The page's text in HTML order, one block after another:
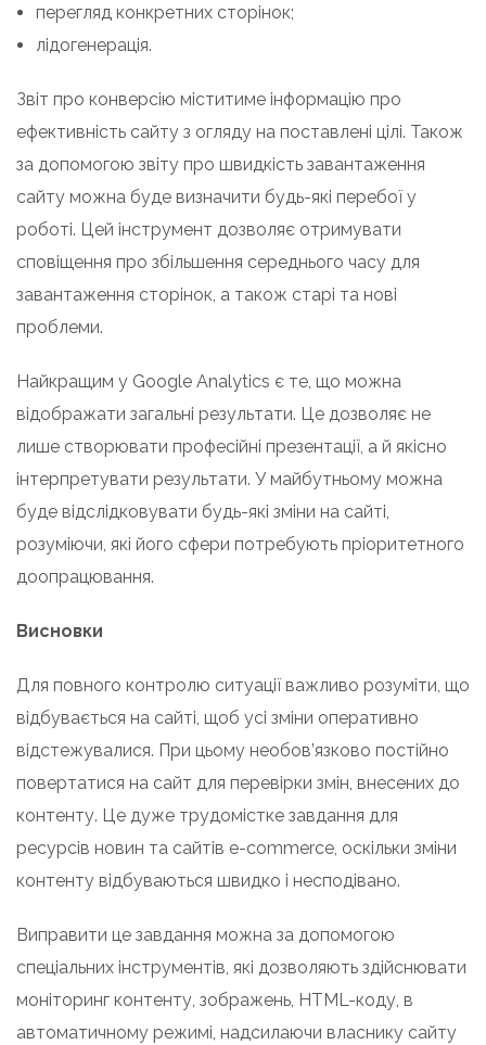
перегляд конкретних сторінок;
лідогенерація.
Звіт про конверсію міститиме інформацію про
ефективність сайту з огляду на поставлені цілі. Також
за допомогою звіту про швидкість завантаження
сайту можна буде визначити будь-які перебої у
роботі. Цей інструмент дозволяє отримувати
сповіщення про збільшення середнього часу для
завантаження сторінок, а також старі та нові
проблеми.
Найкращим у Google Analytics є те, що можна
відображати загальні результати. Це дозволяє не
лише створювати професійні презентації, а й якісно
інтерпретувати результати. У майбутньому можна
буде відслідковувати будь-які зміни на сайті,
розуміючи, які його сфери потребують пріоритетного
доопрацювання.
Висновки
Для повного контролю ситуації важливо розуміти, що
відбувається на сайті, щоб усі зміни оперативно
відстежувалися. При цьому необов’язково постійно
повертатися на сайт для перевірки змін, внесених до
контенту. Це дуже трудомістке завдання для
ресурсів новин та сайтів e-commerce, оскільки зміни
контенту відбуваються швидко і несподівано.
Виправити це завдання можна за допомогою
спеціальних інструментів, які дозволяють здійснювати
моніторинг контенту, зображень, HTML-коду, в
автоматичному режимі, надсилаючи власнику сайту